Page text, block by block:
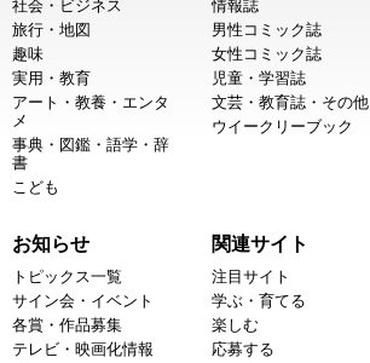
社会・ビジネス
旅行・地図
趣味
実用・教育
アート・教養・エンタ
メ
事典・図鑑・語学・辞
書
こども
情報誌
男性コミック誌
女性コミック誌
児童・学習誌
文芸・教育誌・その他
ウイークリーブック
お知らせ
トピックス一覧
サイン会・イベント
各賞・作品募集
テレビ・映画化情報
関連サイト
注目サイト
学ぶ・育てる
楽しむ
応募する